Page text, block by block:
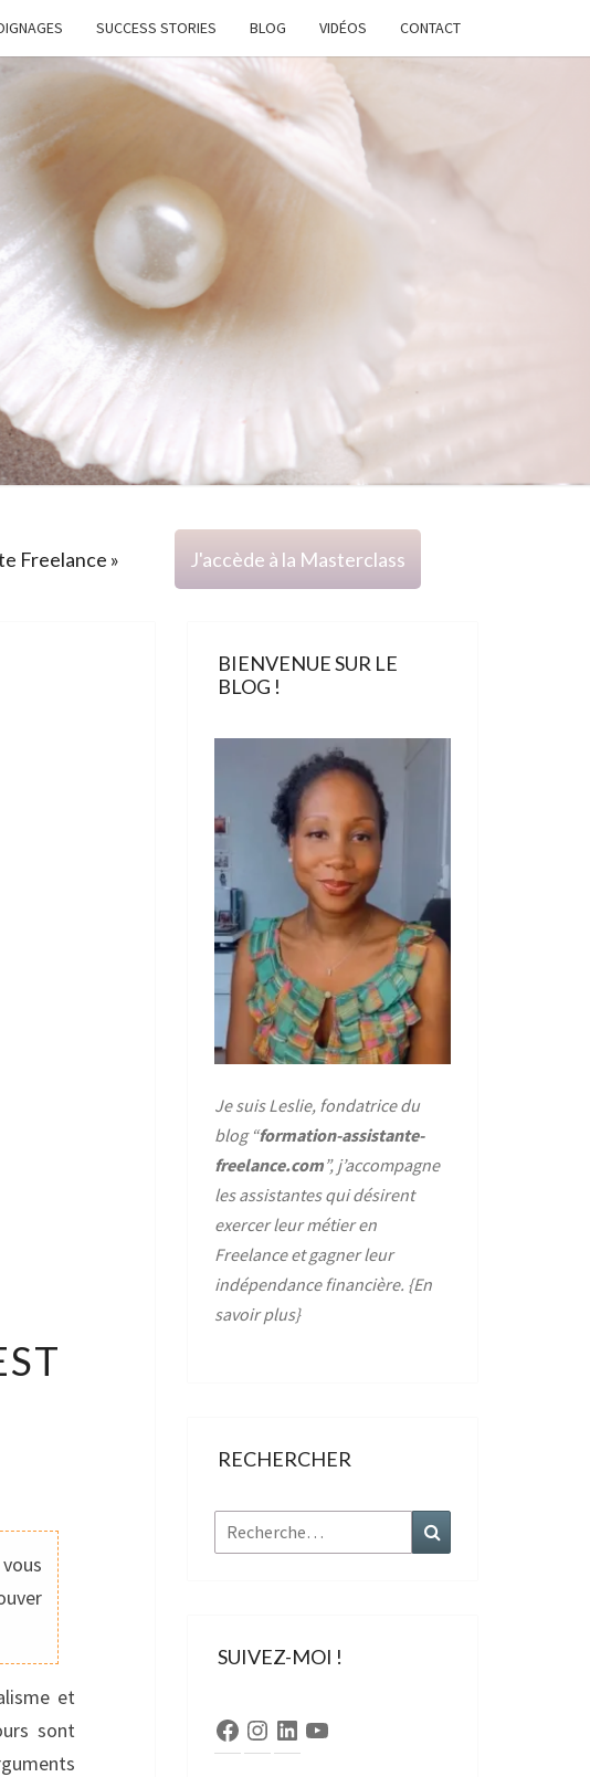
SUCCESS STORIES BLOG VIDÉOS CONTACT
Freelance » J'accède à la Masterclass
et
sont
BIENVENUE SUR LE
BLOG !
Je suis Leslie, fondatrice du
blog “formation-assistante-
freelance.com”, j’accompagne
les assistantes qui désirent
exercer leur métier en
Freelance et gagner leur
indépendance financière. {En
savoir plus}
RECHERCHER
Rechercher :
SUIVEZ-MOI !
Facebook
Instagram
LinkedInYouTube